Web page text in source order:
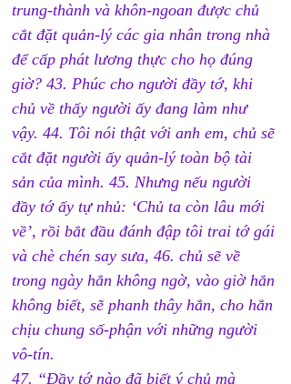
trung-thành và khôn-ngoan được chủ
cắt đặt quản-lý các gia nhân trong nhà
để cấp phát lương thực cho họ đúng
giờ? 43. Phúc cho người đầy tớ, khi
chủ về thấy người ấy đang làm như
vậy. 44. Tôi nói thật với anh em, chủ sẽ
cắt đặt người ấy quản-lý toàn bộ tài
sản của mình. 45. Nhưng nếu người
đầy tớ ấy tự nhủ: ‘Chủ ta còn lâu mới
về’, rồi bắt đầu đánh đập tôi trai tớ gái
và chè chén say sưa, 46. chủ sẽ về
trong ngày hắn không ngờ, vào giờ hắn
không biết, sẽ phanh thây hắn, cho hắn
chịu chung số-phận với những người
vô-tín.
47. “Đầy tớ nào đã biết ý chủ mà